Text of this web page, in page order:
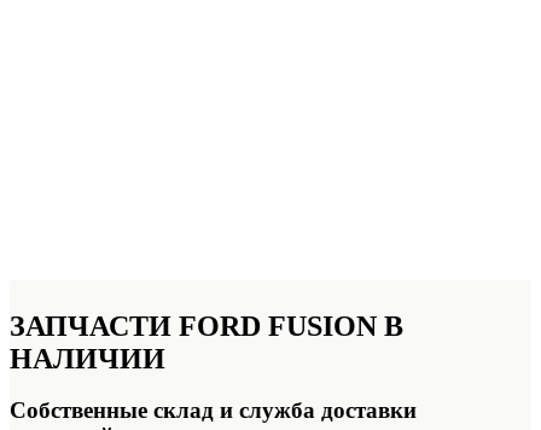
ЗАПЧАСТИ FORD FUSION В
НАЛИЧИИ
Собственные склад и служба доставки